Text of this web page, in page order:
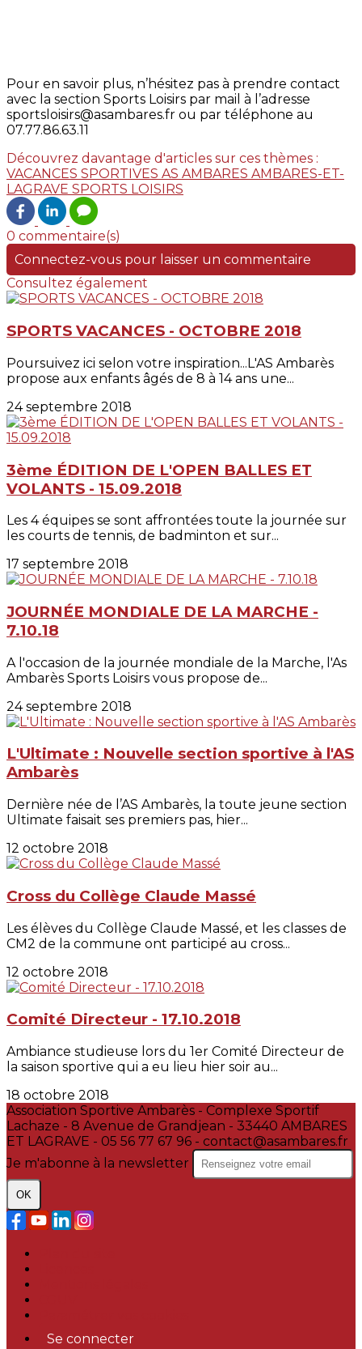
Pour en savoir plus, n’hésitez pas à prendre contact
avec la section Sports Loisirs par mail à l’adresse
sportsloisirs@asambares.fr ou par téléphone au
07.77.86.63.11
Découvrez davantage d'articles sur ces thèmes :
VACANCES SPORTIVES AS AMBARES AMBARES-ET-
LAGRAVE SPORTS LOISIRS
0 commentaire(s)
Connectez-vous pour laisser un commentaire
Consultez également
SPORTS VACANCES - OCTOBRE 2018
Poursuivez ici selon votre inspiration...L'AS Ambarès
propose aux enfants âgés de 8 à 14 ans une...
24 septembre 2018
3ème ÉDITION DE L'OPEN BALLES ET
VOLANTS - 15.09.2018
Les 4 équipes se sont affrontées toute la journée sur
les courts de tennis, de badminton et sur...
17 septembre 2018
JOURNÉE MONDIALE DE LA MARCHE -
7.10.18
A l'occasion de la journée mondiale de la Marche, l'As
Ambarès Sports Loisirs vous propose de...
24 septembre 2018
L'Ultimate : Nouvelle section sportive à l'AS
Ambarès
Dernière née de l’AS Ambarès, la toute jeune section
Ultimate faisait ses premiers pas, hier...
12 octobre 2018
Cross du Collège Claude Massé
Les élèves du Collège Claude Massé, et les classes de
CM2 de la commune ont participé au cross...
12 octobre 2018
Comité Directeur - 17.10.2018
Ambiance studieuse lors du 1er Comité Directeur de
la saison sportive qui a eu lieu hier soir au...
18 octobre 2018
Association Sportive Ambarès - Complexe Sportif
Lachaze - 8 Avenue de Grandjean - 33440 AMBARES
ET LAGRAVE - 05 56 77 67 96 - contact@asambares.fr
Je m'abonne à la newsletter
OK
Se connecter